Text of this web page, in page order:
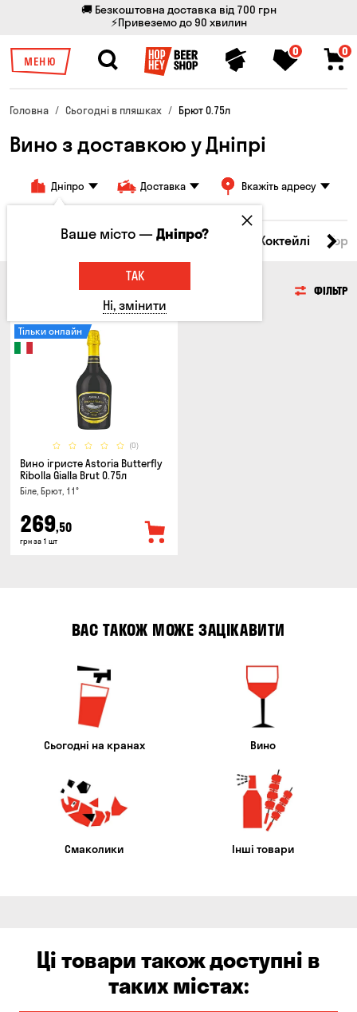
🚚 Безкоштовна доставка від 700 грн
⚡Привеземо до 90 хвилин
МЕНЮ
0 0
Головна Сьогодні в пляшках Брют 0.75л
Вино з доставкою у Дніпрі
Дніпро Доставка Вкажіть адресу
Пиво Сидр Вино Коктейлі
ФІЛЬТР
(0)
Тільки онлайн
Вино ігристе Astoria Butterfly
Ribolla Gialla Brut 0.75л
Біле, Брют, 11°
269,50
грн за 1 шт
ВАС ТАКОЖ МОЖЕ ЗАЦІКАВИТИ
Сьогодні на кранах Вино
Смаколики Інші товари
Ці товари також доступні в
таких містах:
Ваше місто —Дніпро?
ТАК
Ні, змінити